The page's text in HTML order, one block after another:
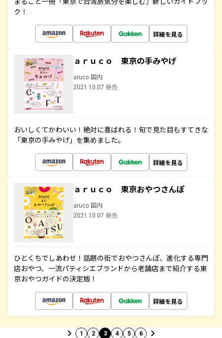
ク！
詳細を見る
ａｒｕｃｏ 東京の手みやげ
aruco 国内
2021.10.07 発売
おいしくてかわいい！絶対に喜ばれる！旬で見た目もすてきな
「東京の手みやげ」を集めました。
詳細を見る
ａｒｕｃｏ 東京おやつさんぽ
aruco 国内
2021.10.07 発売
ひとくちでしあわせ！話題の街でおやつさんぽ、進化する専門
店おやつ、一流パティシエブランドから老舗店まで紹介する東
京おやつガイドの決定版！
詳細を見る
1 2 3 4 5 6